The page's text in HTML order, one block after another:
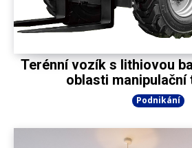
Terénní vozík s lithiovou
oblasti manipulační
Podnikání